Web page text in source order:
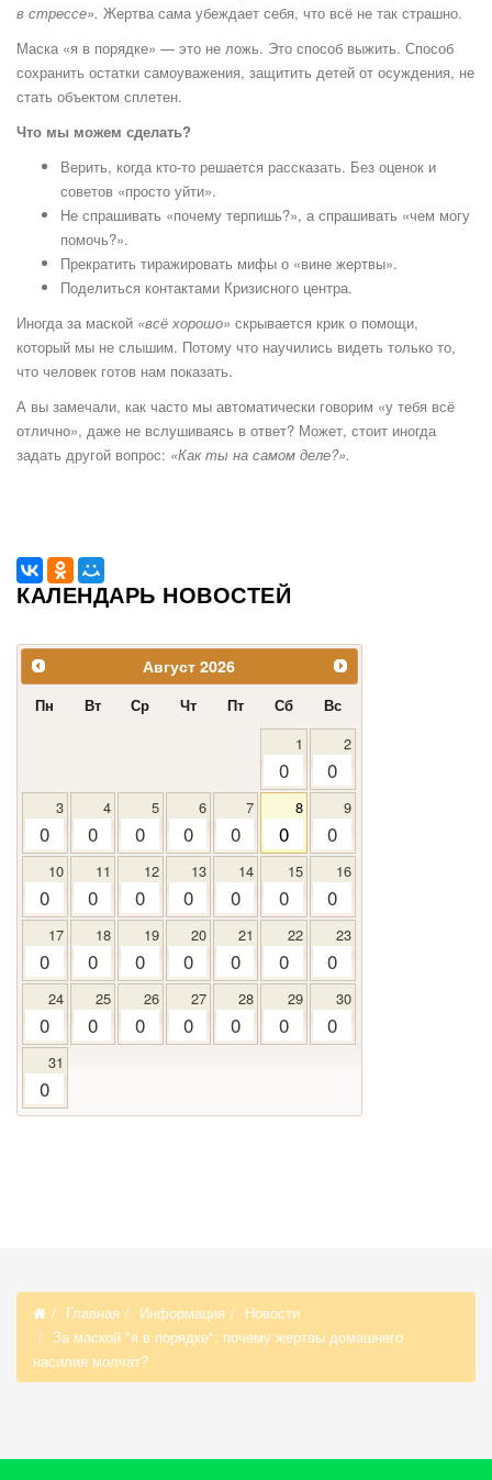
в стрессе». Жертва сама убеждает себя, что всё не так страшно.
Маска «я в порядке» — это не ложь. Это способ выжить. Способ
сохранить остатки самоуважения, защитить детей от осуждения, не
стать объектом сплетен.
Что мы можем сделать?
Верить, когда кто-то решается рассказать. Без оценок и
советов «просто уйти».
Не спрашивать «почему терпишь?», а спрашивать «чем могу
помочь?».
Прекратить тиражировать мифы о «вине жертвы».
Поделиться контактами Кризисного центра.
Иногда за маской «всё хорошо» скрывается крик о помощи,
который мы не слышим. Потому что научились видеть только то,
что человек готов нам показать.
А вы замечали, как часто мы автоматически говорим «у тебя всё
отлично», даже не вслушиваясь в ответ? Может, стоит иногда
задать другой вопрос: «Как ты на самом деле?».
КАЛЕНДАРЬ НОВОСТЕЙ
Август 2026
Пн Вт Ср Чт Пт Сб Вс
1
0
2
0
3
0
4
0
5
0
6
0
7
0
8
0
9
0
10
0
11
0
12
0
13
0
14
0
15
0
16
0
17
0
18
0
19
0
20
0
21
0
22
0
23
0
24
0
25
0
26
0
27
0
28
0
29
0
30
0
31
0
Главная Информация
Новости
За маской "я в порядке": почему жертвы домашнего
насилия молчат?